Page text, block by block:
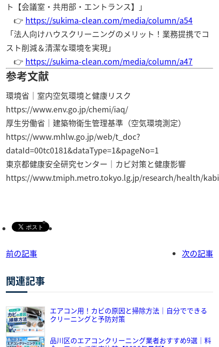
ト【会議室・共用部・エントランス】」
👉 https://sukima-clean.com/media/column/a54
「法人向けハウスクリーニングのメリット！業務提携でコ
スト削減＆清潔な環境を実現」
👉 https://sukima-clean.com/media/column/a47
参考文献
環境省｜室内空気環境と健康リスク
https://www.env.go.jp/chemi/iaq/
厚生労働省｜建築物衛生管理基準（空気環境測定）
https://www.mhlw.go.jp/web/t_doc?
dataId=00tc0181&dataType=1&pageNo=1
東京都健康安全研究センター｜カビ対策と健康影響
https://www.tmiph.metro.tokyo.lg.jp/research/health/
前の記事 次の記事
関連記事
エアコン用！カビの原因と掃除方法｜自分でできる
クリーニングと予防対策
品川区のエアコンクリーニング業者おすすめ9選｜料